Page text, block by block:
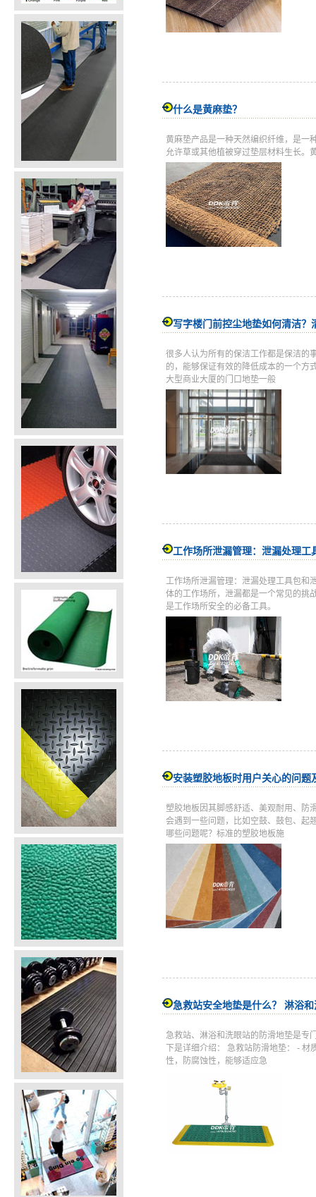
什么是黄麻垫？
黄麻垫产品是一种天然编织纤维，是一
允许草或其他植被穿过垫层材料生长。
写字楼门前控尘地垫如何清洁
很多人认为所有的保洁工作都是保洁的
的，能够保证有效的降低成本的一个方
大型商业大厦的门口地垫一般
工作场所泄漏管理：泄漏处理工
工作场所泄漏管理：泄漏处理工具包和
体的工作场所，泄漏都是一个常见的挑
是工作场所安全的必备工具。
安装塑胶地板时用户关心的问题
塑胶地板因其脚感舒适、美观耐用、防
会遇到一些问题，比如空鼓、鼓包、起
哪些问题呢？标准的塑胶地板施
急救站安全地垫是什么？ 淋浴
急救站、淋浴和洗眼站的防滑地垫是专
下是详细介绍： 急救站防滑地垫： -
性，防腐蚀性，能够适应急